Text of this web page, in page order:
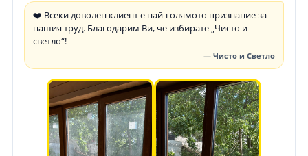
❤️ Всеки доволен клиент е най-голямото признание за
нашия труд. Благодарим Ви, че избирате „Чисто и
светло“!
— Чисто и Светло